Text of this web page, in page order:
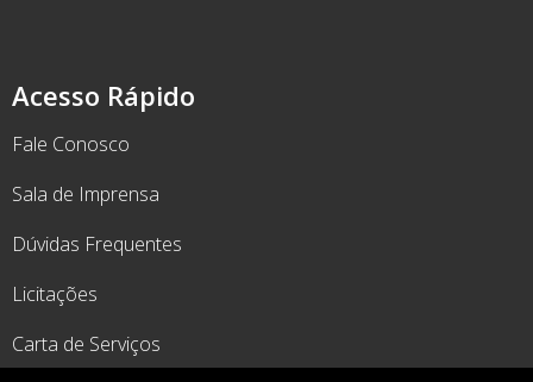
Acesso Rápido
Fale Conosco
Sala de Imprensa
Dúvidas Frequentes
Licitações
Carta de Serviços